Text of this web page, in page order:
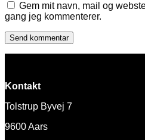
Gem mit navn, mail og
gang jeg kommenterer.
Kontakt
Tolstrup Byvej 7
9600 Aars